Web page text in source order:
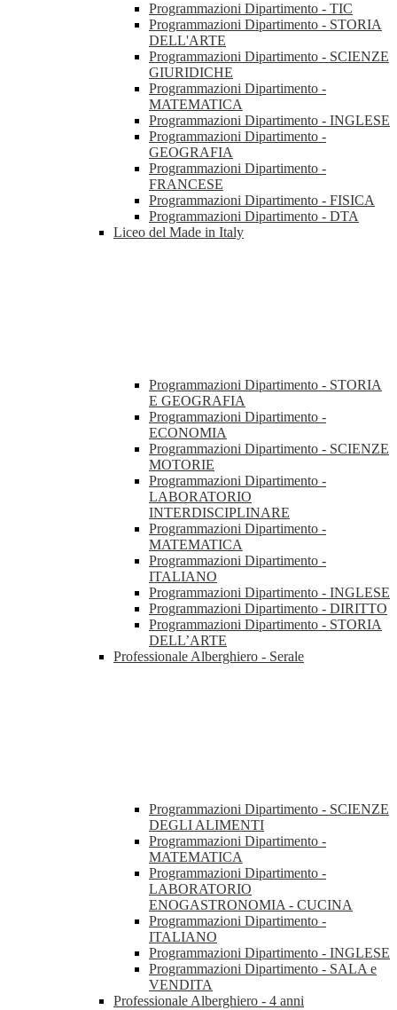
Programmazioni Dipartimento - TIC
Programmazioni Dipartimento - STORIA
DELL'ARTE
Programmazioni Dipartimento - SCIENZE
GIURIDICHE
Programmazioni Dipartimento -
MATEMATICA
Programmazioni Dipartimento - INGLESE
Programmazioni Dipartimento -
GEOGRAFIA
Programmazioni Dipartimento -
FRANCESE
Programmazioni Dipartimento - FISICA
Programmazioni Dipartimento - DTA
Liceo del Made in Italy
Programmazioni Dipartimento - STORIA
E GEOGRAFIA
Programmazioni Dipartimento -
ECONOMIA
Programmazioni Dipartimento - SCIENZE
MOTORIE
Programmazioni Dipartimento -
LABORATORIO
INTERDISCIPLINARE
Programmazioni Dipartimento -
MATEMATICA
Programmazioni Dipartimento -
ITALIANO
Programmazioni Dipartimento - INGLESE
Programmazioni Dipartimento - DIRITTO
Programmazioni Dipartimento - STORIA
DELL’ARTE
Professionale Alberghiero - Serale
Programmazioni Dipartimento - SCIENZE
DEGLI ALIMENTI
Programmazioni Dipartimento -
MATEMATICA
Programmazioni Dipartimento -
LABORATORIO
ENOGASTRONOMIA - CUCINA
Programmazioni Dipartimento -
ITALIANO
Programmazioni Dipartimento - INGLESE
Programmazioni Dipartimento - SALA e
VENDITA
Professionale Alberghiero - 4 anni